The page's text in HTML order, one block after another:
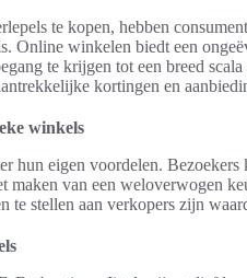
te kopen, hebben
Online winkelen biedt een
te krijgen tot een breed
kortingen en
winkels
hun eigen voordelen. Bezoekers
maken van een weloverwogen
te stellen aan verkopers zijn